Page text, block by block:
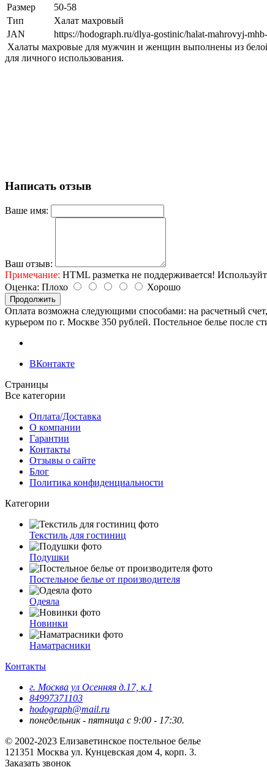
Размер
50-58
Тип
Халат махровый
JAN
https://hodograph.ru/dlya-gostinic/halat-mahrovyj-
Халаты махровые для мужчин и женщин выполнены из
для личного использования.
Написать отзыв
Ваше имя:
Ваш отзыв:
Примечание: HTML разметка не поддерживается!
Оценка: Плохо Хорошо
Продолжить
Оплата возможна следующими способами: на расчетный
курьером по г. Москве 350 рублей. Постельное белье после
ВКонтакте
Страницы
Все категории
Оплата/Доставка
О компании
Гарантии
Контакты
Отзывы о сайте
Блог
Политика конфиденциальности
Категории
Текстиль для гостиниц
Подушки
Постельное белье от производителя
Одеяла
Новинки
Наматрасники
Контакты
г. Москва ул Осенняя д.17, к.1
84997371103
hodograph@mail.ru
понедельник - пятница с 9:00 - 17:30.
© 2002-2023 Елизаветинское постельное белье
121351 Москва ул. Кунцевская дом 4, корп. 3.
Заказать звонок